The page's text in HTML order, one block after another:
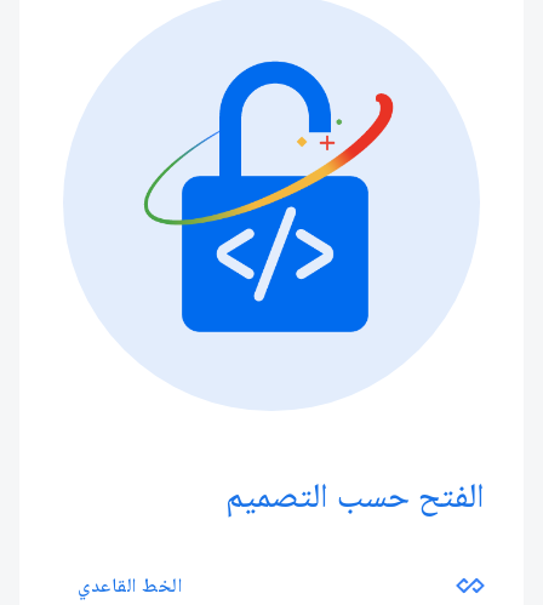
الفتح حسب التصميم
الخط القاعدي